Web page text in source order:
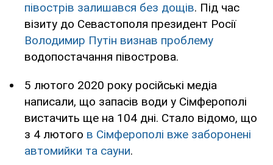
півострів залишався без дощів. Під час
візиту до Севастополя президент Росії
Володимир Путін визнав проблему
водопостачання півострова.
5 лютого 2020 року російські медіа
написали, що запасів води у Сімферополі
вистачить ще на 104 дні. Стало відомо, що
з 4 лютого в Сімферополі вже заборонені
автомийки та сауни.